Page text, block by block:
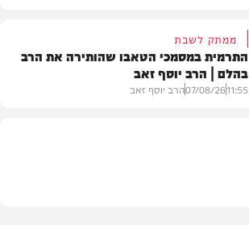
ממתק לשבת
התרמית במסמכי הטאבו שהותירה את הרב
בהלם | הרב יוסף זאב
11:55
07/08/26הרב יוסף זאב